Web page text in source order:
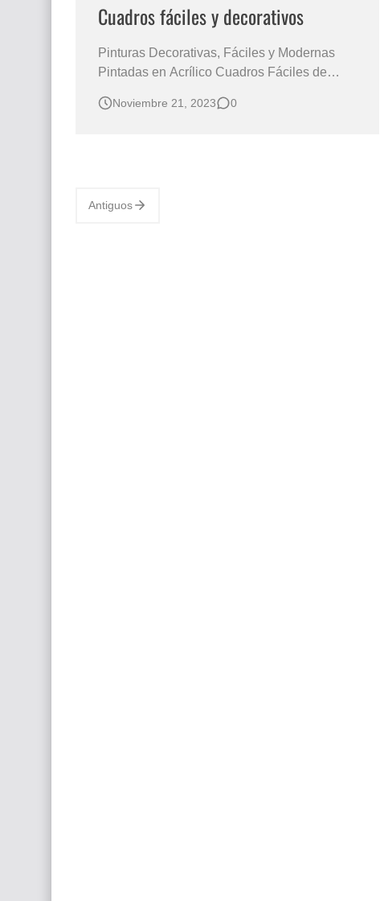
Cuadros fáciles y decorativos
Pinturas Decorativas, Fáciles y Modernas
Pintadas en Acrílico Cuadros Fáciles de
Flores / Pinturas con Flores Acrílico Cuadros
Noviembre 21, 2023 0
Antiguos